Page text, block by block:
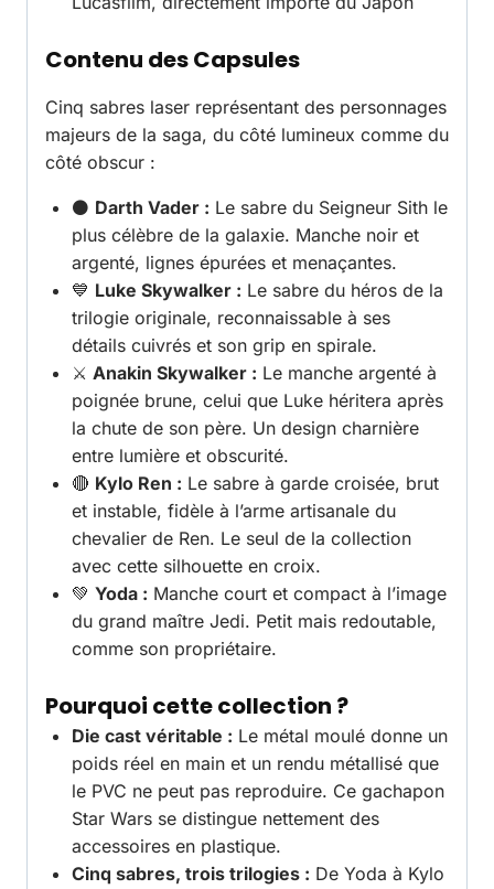
Contenu des Capsules
Cinq sabres laser représentant des personnages
majeurs de la saga, du côté lumineux comme du
côté obscur :
⚫ Darth Vader : Le sabre du Seigneur Sith le
plus célèbre de la galaxie. Manche noir et
argenté, lignes épurées et menaçantes.
💙 Luke Skywalker : Le sabre du héros de la
trilogie originale, reconnaissable à ses
détails cuivrés et son grip en spirale.
⚔️ Anakin Skywalker : Le manche argenté à
poignée brune, celui que Luke héritera après
la chute de son père. Un design charnière
entre lumière et obscurité.
🔴 Kylo Ren : Le sabre à garde croisée, brut
et instable, fidèle à l’arme artisanale du
chevalier de Ren. Le seul de la collection
avec cette silhouette en croix.
💚 Yoda : Manche court et compact à l’image
du grand maître Jedi. Petit mais redoutable,
comme son propriétaire.
Pourquoi cette collection ?
Die cast véritable : Le métal moulé donne un
poids réel en main et un rendu métallisé que
le PVC ne peut pas reproduire. Ce gachapon
Star Wars se distingue nettement des
accessoires en plastique.
Cinq sabres, trois trilogies : De Yoda à Kylo